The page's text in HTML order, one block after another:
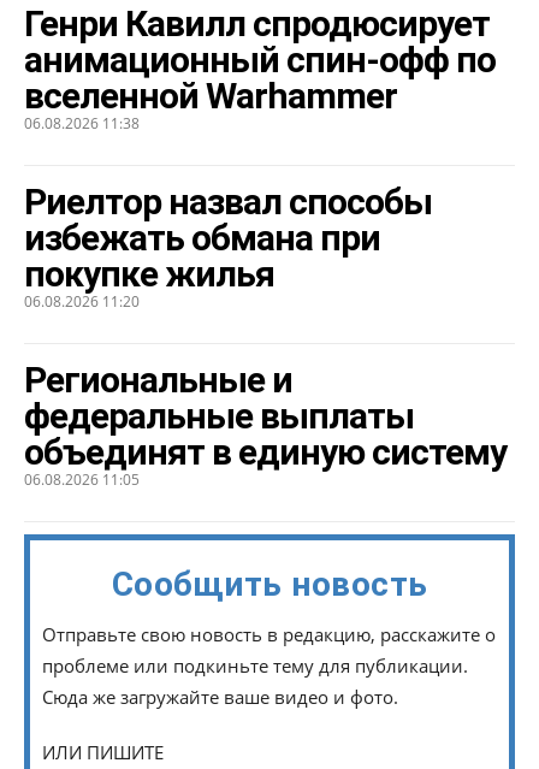
Генри Кавилл спродюсирует
анимационный спин-офф по
вселенной Warhammer
06.08.2026 11:38
Риелтор назвал способы
избежать обмана при
покупке жилья
06.08.2026 11:20
Региональные и
федеральные выплаты
объединят в единую систему
06.08.2026 11:05
Сообщить новость
Отправьте свою новость в редакцию, расскажите о
проблеме или подкиньте тему для публикации.
Сюда же загружайте ваше видео и фото.
ИЛИ ПИШИТЕ